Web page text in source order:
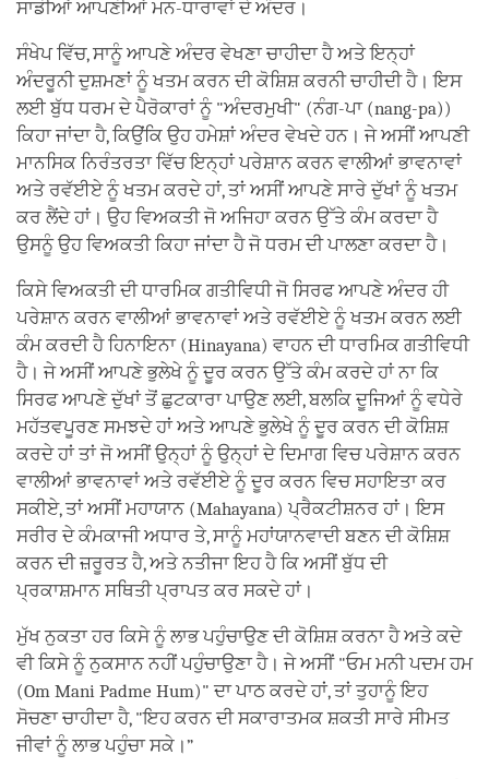
ਸਾਡੀਆਂ ਆਪਣੀਆਂ ਮਨ-ਧਾਰਾਵਾਂ ਦੇ ਅੰਦਰ।
ਸੰਖੇਪ ਵਿੱਚ, ਸਾਨੂੰ ਆਪਣੇ ਅੰਦਰ ਵੇਖਣਾ ਚਾਹੀਦਾ ਹੈ ਅਤੇ ਇਨ੍ਹਾਂ
ਅੰਦਰੂਨੀ ਦੁਸ਼ਮਣਾਂ ਨੂੰ ਖਤਮ ਕਰਨ ਦੀ ਕੋਸ਼ਿਸ਼ ਕਰਨੀ ਚਾਹੀਦੀ ਹੈ। ਇਸ
ਲਈ ਬੁੱਧ ਧਰਮ ਦੇ ਪੈਰੋਕਾਰਾਂ ਨੂੰ "ਅੰਦਰਮੁਖੀ" (ਨੰਗ-ਪਾ (nang-pa))
ਕਿਹਾ ਜਾਂਦਾ ਹੈ, ਕਿਉਂਕਿ ਉਹ ਹਮੇਸ਼ਾਂ ਅੰਦਰ ਵੇਖਦੇ ਹਨ। ਜੇ ਅਸੀਂ ਆਪਣੀ
ਮਾਨਸਿਕ ਨਿਰੰਤਰਤਾ ਵਿੱਚ ਇਨ੍ਹਾਂ ਪਰੇਸ਼ਾਨ ਕਰਨ ਵਾਲੀਆਂ ਭਾਵਨਾਵਾਂ
ਅਤੇ ਰਵੱਈਏ ਨੂੰ ਖਤਮ ਕਰਦੇ ਹਾਂ, ਤਾਂ ਅਸੀਂ ਆਪਣੇ ਸਾਰੇ ਦੁੱਖਾਂ ਨੂੰ ਖਤਮ
ਕਰ ਲੈਂਦੇ ਹਾਂ। ਉਹ ਵਿਅਕਤੀ ਜੋ ਅਜਿਹਾ ਕਰਨ ਉੱਤੇ ਕੰਮ ਕਰਦਾ ਹੈ
ਉਸਨੂੰ ਉਹ ਵਿਅਕਤੀ ਕਿਹਾ ਜਾਂਦਾ ਹੈ ਜੋ ਧਰਮ ਦੀ ਪਾਲਣਾ ਕਰਦਾ ਹੈ।
ਕਿਸੇ ਵਿਅਕਤੀ ਦੀ ਧਾਰਮਿਕ ਗਤੀਵਿਧੀ ਜੋ ਸਿਰਫ ਆਪਣੇ ਅੰਦਰ ਹੀ
ਪਰੇਸ਼ਾਨ ਕਰਨ ਵਾਲੀਆਂ ਭਾਵਨਾਵਾਂ ਅਤੇ ਰਵੱਈਏ ਨੂੰ ਖਤਮ ਕਰਨ ਲਈ
ਕੰਮ ਕਰਦੀ ਹੈ ਹਿਨਾਇਨਾ (Hinayana) ਵਾਹਨ ਦੀ ਧਾਰਮਿਕ ਗਤੀਵਿਧੀ
ਹੈ। ਜੇ ਅਸੀਂ ਆਪਣੇ ਭੁਲੇਖੇ ਨੂੰ ਦੂਰ ਕਰਨ ਉੱਤੇ ਕੰਮ ਕਰਦੇ ਹਾਂ ਨਾ ਕਿ
ਸਿਰਫ ਆਪਣੇ ਦੁੱਖਾਂ ਤੋਂ ਛੁਟਕਾਰਾ ਪਾਉਣ ਲਈ, ਬਲਕਿ ਦੂਜਿਆਂ ਨੂੰ ਵਧੇਰੇ
ਮਹੱਤਵਪੂਰਣ ਸਮਝਦੇ ਹਾਂ ਅਤੇ ਆਪਣੇ ਭੁਲੇਖੇ ਨੂੰ ਦੂਰ ਕਰਨ ਦੀ ਕੋਸ਼ਿਸ਼
ਕਰਦੇ ਹਾਂ ਤਾਂ ਜੋ ਅਸੀਂ ਉਨ੍ਹਾਂ ਨੂੰ ਉਨ੍ਹਾਂ ਦੇ ਦਿਮਾਗ ਵਿਚ ਪਰੇਸ਼ਾਨ ਕਰਨ
ਵਾਲੀਆਂ ਭਾਵਨਾਵਾਂ ਅਤੇ ਰਵੱਈਏ ਨੂੰ ਦੂਰ ਕਰਨ ਵਿਚ ਸਹਾਇਤਾ ਕਰ
ਸਕੀਏ, ਤਾਂ ਅਸੀਂ ਮਹਾਯਾਨ (Mahayana) ਪ੍ਰੈਕਟੀਸ਼ਨਰ ਹਾਂ। ਇਸ
ਸਰੀਰ ਦੇ ਕੰਮਕਾਜੀ ਅਧਾਰ ਤੇ, ਸਾਨੂੰ ਮਹਾਂਯਾਨਵਾਦੀ ਬਣਨ ਦੀ ਕੋਸ਼ਿਸ਼
ਕਰਨ ਦੀ ਜ਼ਰੂਰਤ ਹੈ, ਅਤੇ ਨਤੀਜਾ ਇਹ ਹੈ ਕਿ ਅਸੀਂ ਬੁੱਧ ਦੀ
ਪ੍ਰਕਾਸ਼ਮਾਨ ਸਥਿਤੀ ਪ੍ਰਾਪਤ ਕਰ ਸਕਦੇ ਹਾਂ।
ਮੁੱਖ ਨੁਕਤਾ ਹਰ ਕਿਸੇ ਨੂੰ ਲਾਭ ਪਹੁੰਚਾਉਣ ਦੀ ਕੋਸ਼ਿਸ਼ ਕਰਨਾ ਹੈ ਅਤੇ ਕਦੇ
ਵੀ ਕਿਸੇ ਨੂੰ ਨੁਕਸਾਨ ਨਹੀਂ ਪਹੁੰਚਾਉਣਾ ਹੈ। ਜੇ ਅਸੀਂ "ਓਮ ਮਨੀ ਪਦਮ ਹਮ
(Om Mani Padme Hum)" ਦਾ ਪਾਠ ਕਰਦੇ ਹਾਂ, ਤਾਂ ਤੁਹਾਨੂੰ ਇਹ
ਸੋਚਣਾ ਚਾਹੀਦਾ ਹੈ, "ਇਹ ਕਰਨ ਦੀ ਸਕਾਰਾਤਮਕ ਸ਼ਕਤੀ ਸਾਰੇ ਸੀਮਤ
ਜੀਵਾਂ ਨੂੰ ਲਾਭ ਪਹੁੰਚਾ ਸਕੇ।”